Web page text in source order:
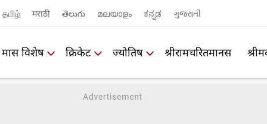
தமிழ் मराठी తెలుగు മലയാളം ಕನ್ನಡ ગુજરાતી
मास विशेष क्रिकेट ज्योतिष श्रीरामचरितमानस